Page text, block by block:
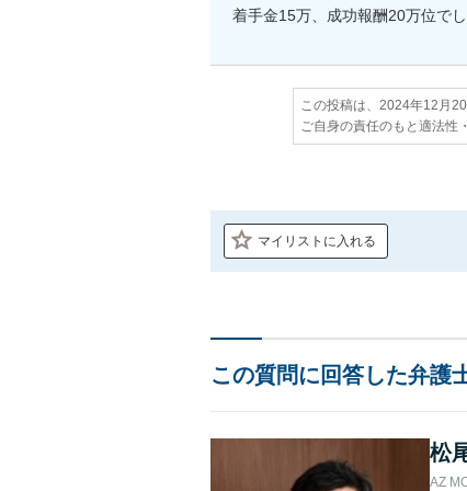
着手金15万、成功報酬20万位で
この投稿は、2024年12月
ご自身の責任のもと適法性
マイリストに入れる
この質問に回答した弁護
松
AZ